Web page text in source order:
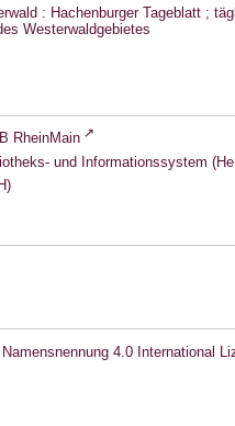
: Hachenburger Tageblatt ;
Westerwaldgebietes
RheinMain
und Informationssystem
4.0 International